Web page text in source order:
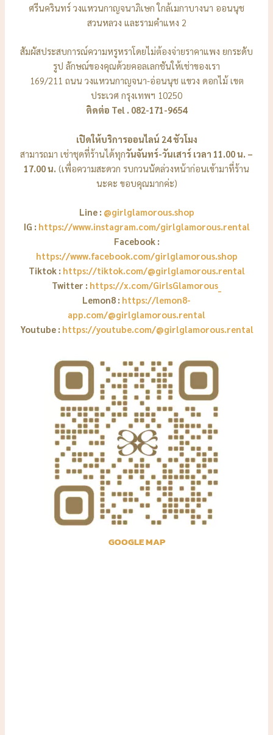
ศรีนครินทร์ วงแหวนกาญจนาภิเษก ใกล้เมกาบางนา ออนนุช
สวนหลวง และรามคำแหง 2
สัมผัสประสบการณ์ความหรูหราโดยไม่ต้องจ่ายราคาแพง ยกระดับ
รูป ลักษณ์ของคุณด้วยคอลเลกชันให้เช่าของเรา
169/211 ถนน วงแหวนกาญจนา-อ่อนนุช แขวง ดอกไม้ เขต
ประเวศ กรุงเทพฯ 10250
ติดต่อ Tel . 082-171-9654
เปิดให้บริการออนไลน์ 24 ชัวโมง
สามารถมา เช่าชุดที่ร้านได้ทุกวันจันทร์-วันเสาร์ เวลา 11.00 น. –
17.00 น. (เพื่อความสะดวก รบกวนนัดล่วงหน้าก่อนเข้ามาที่ร้าน
นะคะ ขอบคุณมากค่ะ)
Line : @girlglamorous.shop
IG : https://www.instagram.com/girlglamorous.rental
Facebook :
https://www.facebook.com/girlglamorous.shop
Tiktok : https://tiktok.com/@girlglamorous.rental
Twitter : https://x.com/GirlsGlamorous_
Lemon8 : https://lemon8-
app.com/@girlglamorous.rental
Youtube : https://youtube.com/@girlglamorous.rental
GOOGLE MAP